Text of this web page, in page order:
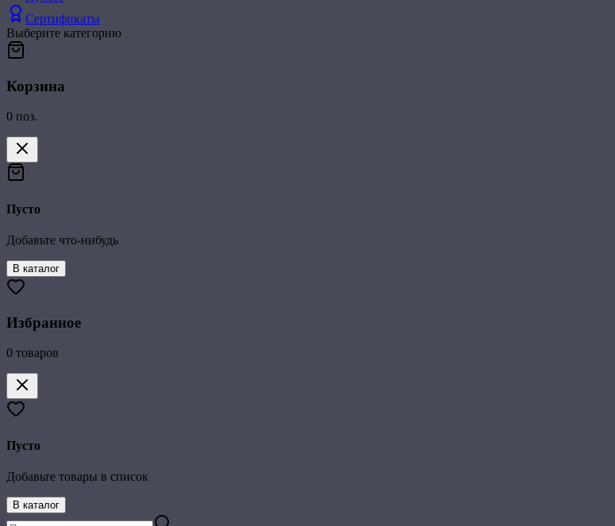
Сертификаты
Выберите категорию
Корзина
0 поз.
Пусто
Добавьте что-нибудь
В каталог
Избранное
0 товаров
Пусто
Добавьте товары в список
В каталог